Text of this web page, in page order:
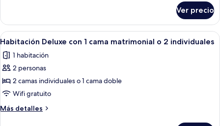
matrimonial
o
2
individuales
con
cama
o
2
Ver precio
Abrir
todas
las
fotos
de
Habitación
Deluxe
con
Una piscina en la azotea con
22
Habitación Deluxe con 1 cama matrimonial o 2 individuales
1 habitación
2 personas
2 camas individuales o 1 cama doble
Wifi gratuito
Más detalles
Más